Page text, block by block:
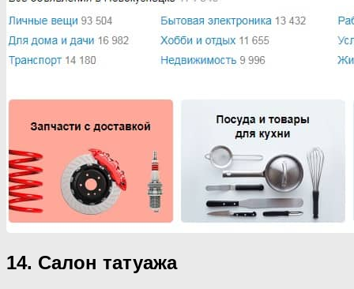
14. Салон татуажа